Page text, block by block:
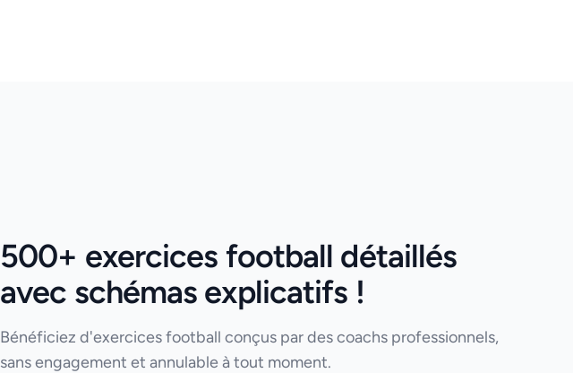
500+ exercices football détaillés
avec schémas explicatifs !
Bénéficiez d'exercices football conçus par des coachs professionnels,
sans engagement et annulable à tout moment.